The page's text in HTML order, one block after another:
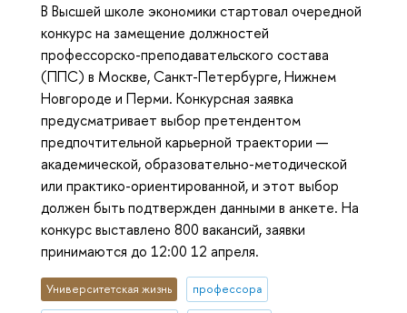
В Высшей школе экономики стартовал очередной
конкурс на замещение должностей
профессорско-преподавательского состава
(ППС) в Москве, Санкт-Петербурге, Нижнем
Новгороде и Перми. Конкурсная заявка
предусматривает выбор претендентом
предпочтительной карьерной траектории —
академической, образовательно-методической
или практико-ориентированной, и этот выбор
должен быть подтвержден данными в анкете. На
конкурс выставлено 800 вакансий, заявки
принимаются до 12:00 12 апреля.
Университетская жизнь профессора